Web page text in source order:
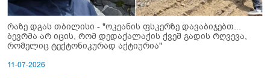
რაზე დგას თბილისი - "ოკეანის ფსკერზე დავაბიჯებთ...
ბევრმა არ იცის, რომ დედაქალაქის ქვეშ გადის რღვევა,
რომელიც ტექტონიკურად აქტიურია"
11-07-2026